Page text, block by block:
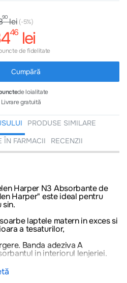
90 lei (-5%)
46 lei
de fidelitate
Cumpără
de loialitate
Livrare gratuită
PRODUSE SIMILARE
ÎN FARMACII
RECENZII
Harper N3 Absorbante de
Harper" este ideal pentru
sin.
laptele matern in exces si
a tesaturilor,
Banda adeziva A
in interiorul lenjeriei.
prezente în aceste pagini, în